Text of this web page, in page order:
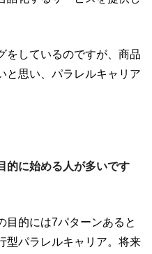
をしているのですが、商品
と思い、パラレルキャリア
に始める人が多いです
目的には7パターンあると
型パラレルキャリア。将来